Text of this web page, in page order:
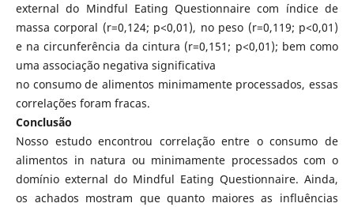
external do Mindful Eating Questionnaire com índice de
massa corporal (r=0,124; p<0,01), no peso (r=0,119; p<0,01)
e na circunferência da cintura (r=0,151; p<0,01); bem como
uma associação negativa significativa
no consumo de alimentos minimamente processados, essas
correlações foram fracas.
Conclusão
Nosso estudo encontrou correlação entre o consumo de
alimentos in natura ou minimamente processados com o
domínio external do Mindful Eating Questionnaire. Ainda,
os achados mostram que quanto maiores as influências